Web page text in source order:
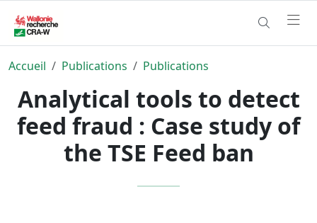
Accueil Publications Publications
Analytical tools to detect
feed fraud : Case study of
the TSE Feed ban